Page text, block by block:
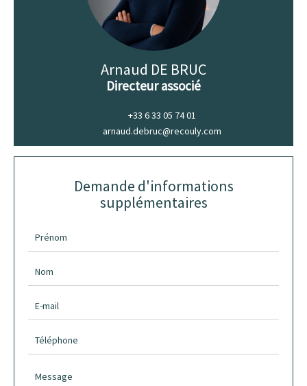
Arnaud DE BRUC
Directeur associé
+33 6 33 05 74 01
arnaud.debruc@recouly.com
Demande d'informations
supplémentaires